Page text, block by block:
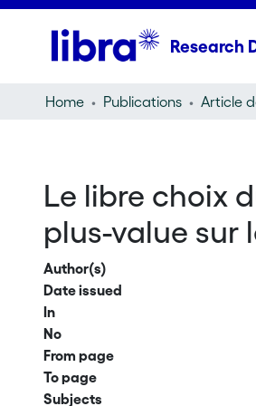
Research
Home Publications
Le libre choix
plus-value sur
Author(s)
Date issued
In
No
From page
To page
Subjects